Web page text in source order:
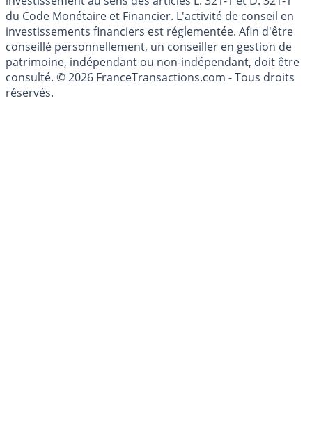
l'épargne ne sont aucunement des conseils en
investissement au sens des articles L. 321-1 et D. 321-1
du Code Monétaire et Financier. L'activité de conseil en
investissements financiers est réglementée. Afin d'être
conseillé personnellement, un conseiller en gestion de
patrimoine, indépendant ou non-indépendant, doit être
consulté. © 2026 FranceTransactions.com - Tous droits